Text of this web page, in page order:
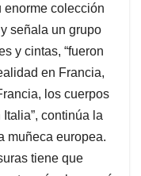
enorme colección
señala un grupo
y cintas, “fueron
en Francia,
los cuerpos
continúa la
muñeca europea.
tiene que